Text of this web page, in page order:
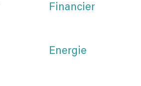
Financier
Energie